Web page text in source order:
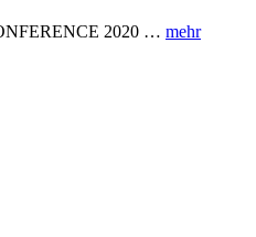
2020 … mehr